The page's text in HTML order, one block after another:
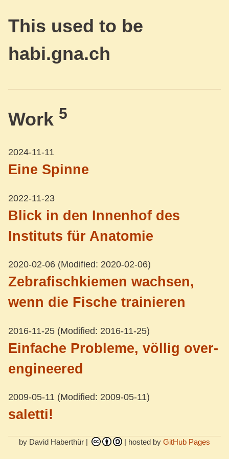
This used to be
habi.gna.ch
Work 5
2024-11-11
Eine Spinne
2022-11-23
Blick in den Innenhof des
Instituts für Anatomie
2020-02-06 (Modified: 2020-02-06)
Zebrafischkiemen wachsen,
wenn die Fische trainieren
2016-11-25 (Modified: 2016-11-25)
Einfache Probleme, völlig over-
engineered
2009-05-11 (Modified: 2009-05-11)
saletti!
by David Haberthür | | hosted by GitHub Pages